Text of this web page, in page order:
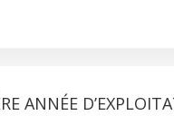
ANNÉE